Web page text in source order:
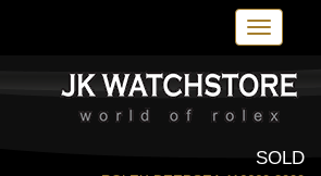
Toggle
SOLD